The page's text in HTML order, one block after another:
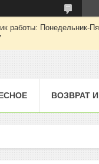
работы: Понедельник-
ВОЗВРАТ